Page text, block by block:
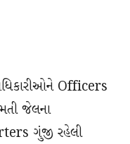
Officers
જેલના
ગુંજી રહેલી